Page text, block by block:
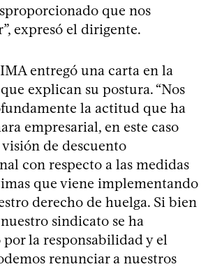
que nos
expresó el dirigente.
entregó una carta en la
explican su postura. “Nos
la actitud que ha
empresarial, en este caso
de descuento
con respecto a las medidas
que viene implementando
derecho de huelga. Si bien
sindicato se ha
la responsabilidad y el
renunciar a nuestros